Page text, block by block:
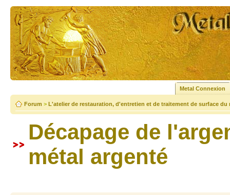
Metal Connexion
Forum > L'atelier de restauration, d'entretien et de traitement de surface du
Décapage de
métal argenté